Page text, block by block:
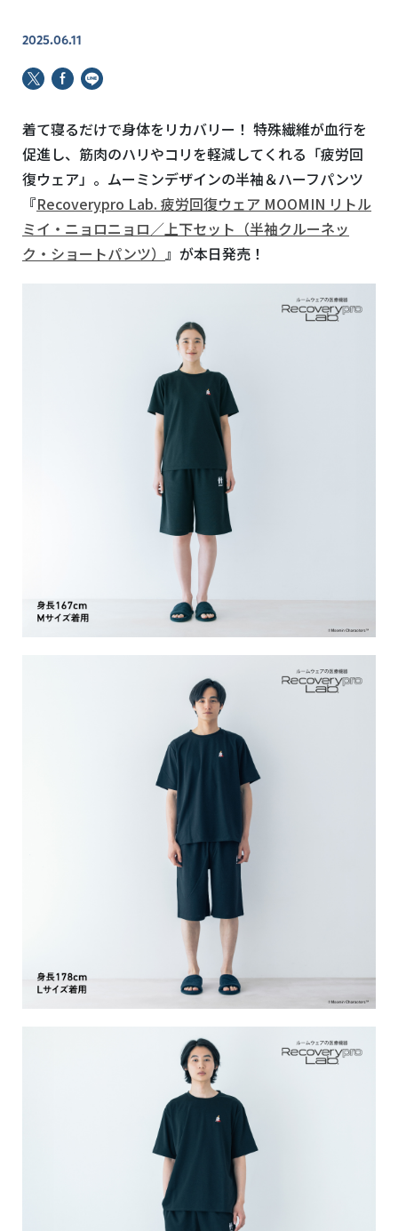
2025.06.11
着て寝るだけで身体をリカバリー！ 特殊繊維が血行を
促進し、筋肉のハリやコリを軽減してくれる「疲労回
復ウェア」。ムーミンデザインの半袖＆ハーフパンツ
『Recoverypro Lab. 疲労回復ウェア MOOMIN リトル
ミイ・ニョロニョロ／上下セット（半袖クルーネッ
ク・ショートパンツ） 』が本日発売！